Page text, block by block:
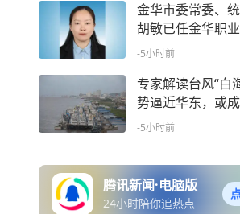
金华市委常委、
胡敏已任金华职
党委书记
-5小时前
专家解读台风“白
势逼近华东，或
强台风登陆我国
-5小时前
腾讯新闻·电脑版
24小时陪你追热点